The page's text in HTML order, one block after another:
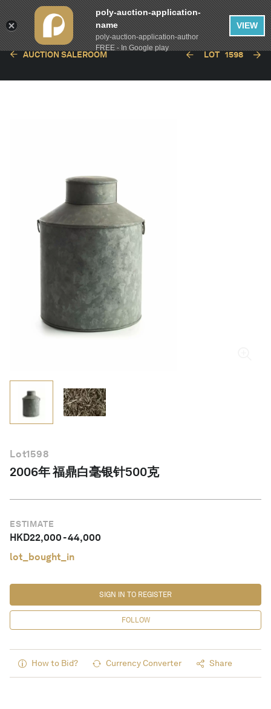
简体中文
AUCTION SALEROOM LOT 1598
Lot1598
2006年 福鼎白毫银针500克
ESTIMATE
HKD22,000-44,000
lot_bought_in
FOLLOW
SIGN IN TO REGISTER
How to Bid? Currency Converter Share
poly-auction-application-
name
poly-auction-application-author
FREE - In Google play
VIEW